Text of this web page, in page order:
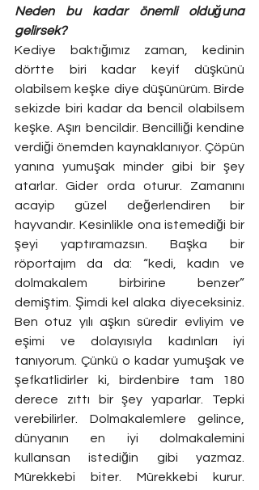
Neden bu kadar önemli olduğuna
gelirsek?
Kediye baktığımız zaman, kedinin
dörtte biri kadar keyif düşkünü
olabilsem keşke diye düşünürüm. Birde
sekizde biri kadar da bencil olabilsem
keşke. Aşırı bencildir. Bencilliği kendine
verdiği önemden kaynaklanıyor. Çöpün
yanına yumuşak minder gibi bir şey
atarlar. Gider orda oturur. Zamanını
acayip güzel değerlendiren bir
hayvandır. Kesinlikle ona istemediği bir
şeyi yaptıramazsın. Başka bir
röportajım da da: “kedi, kadın ve
dolmakalem birbirine benzer”
demiştim. Şimdi kel alaka diyeceksiniz.
Ben otuz yılı aşkın süredir evliyim ve
eşimi ve dolayısıyla kadınları iyi
tanıyorum. Çünkü o kadar yumuşak ve
şefkatlidirler ki, birdenbire tam 180
derece zıttı bir şey yaparlar. Tepki
verebilirler. Dolmakalemlere gelince,
dünyanın en iyi dolmakalemini
kullansan istediğin gibi yazmaz.
Mürekkebi biter. Mürekkebi kurur.